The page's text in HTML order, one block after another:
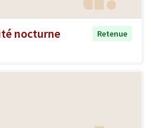
nocturne
Retenue